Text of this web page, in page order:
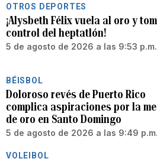
OTROS DEPORTES
¡Alysbeth Félix vuela al oro y
control del heptatlón!
5 de agosto de 2026 a las 9:53 p.m.
BÉISBOL
Doloroso revés de Puerto Rico
complica aspiraciones por la
de oro en Santo Domingo
5 de agosto de 2026 a las 9:49 p.m.
VOLEIBOL